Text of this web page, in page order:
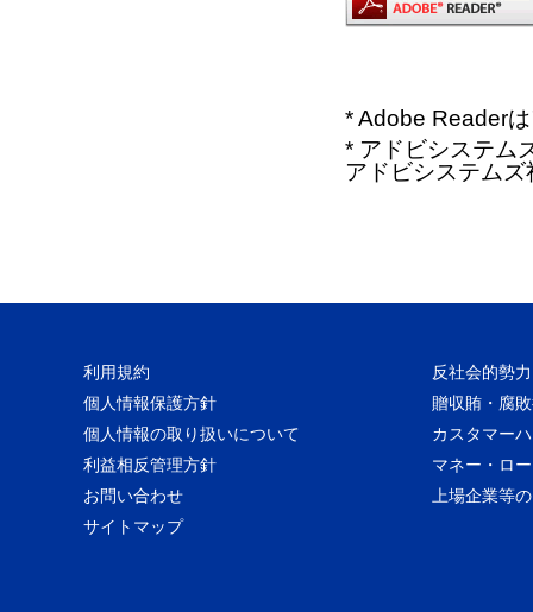
* Adobe Reader
* アドビシステム
アドビシステム
利用規約
反社会的勢
個人情報保護方針
贈収賄・腐
個人情報の取り扱いについて
カスタマー
利益相反管理方針
マネー・ロ
お問い合わせ
上場企業等
サイトマップ